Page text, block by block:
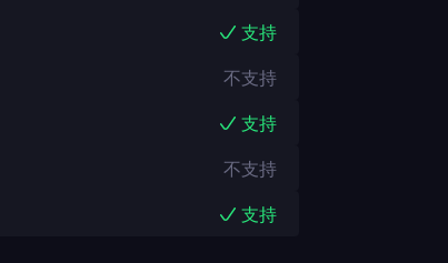
支持
不支持
支持
不支持
支持